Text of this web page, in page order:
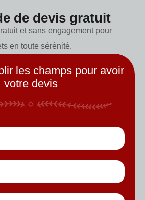
de devis gratuit
et sans engagement pour
en toute sérénité.
les champs pour avoir
votre devis